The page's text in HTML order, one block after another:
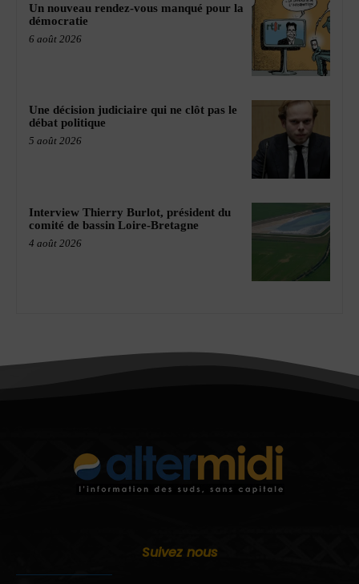
Un nouveau rendez-vous manqué pour la
démocratie
6 août 2026
Une décision judiciaire qui ne clôt pas le
débat politique
5 août 2026
Interview Thierry Burlot, président du
comité de bassin Loire-Bretagne
4 août 2026
Suivez nous